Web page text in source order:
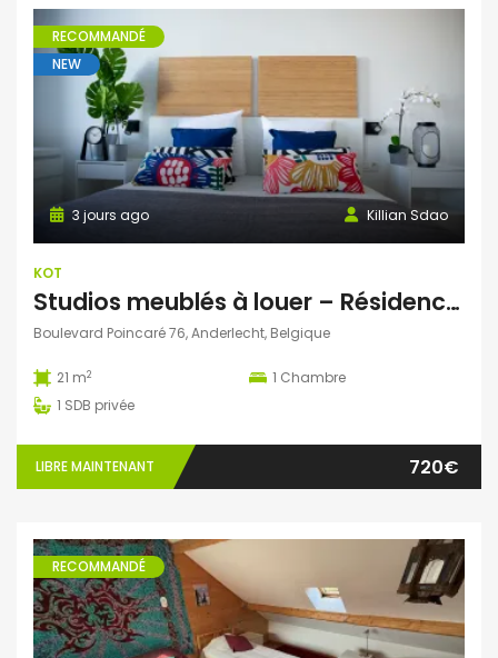
RECOMMANDÉ
NEW
Killian Sdao
3 jours ago
KOT
Studios meublés à louer – Résidence Ustel – Boulevard Poincaré, 76 – Anderlecht – à partir de 720 € charges incluses
Boulevard Poincaré 76, Anderlecht, Belgique
21 m2 1 Chambre
1 SDB privée
LIBRE MAINTENANT 720€
RECOMMANDÉ